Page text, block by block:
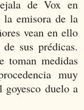
de Vox en
la emisora de la
vean en ello
sus prédicas.
toman medidas
muy
goyesco duelo a